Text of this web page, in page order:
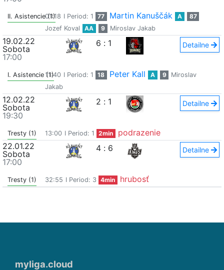
II. Asistencie (1)
01:18 I Period: 1 77 Martin Kanuščák A
87
Jozef Koval
AA 9 Miroslav Jakab
19.02.22
Sobota
17:00
6 : 1 Detailne
I. Asistencie (1)
11:40 I Period: 1 18 Peter Kall A 9
Miroslav
Jakab
12.02.22
Sobota
19:30
2 : 1 Detailne
Tresty (1) 13:00 I Period: 1 2min
podrazenie
22.01.22
Sobota
17:00
4 : 6 Detailne
Tresty (1) 32:55 I Period: 3 4min hrubosť
myliga.cloud